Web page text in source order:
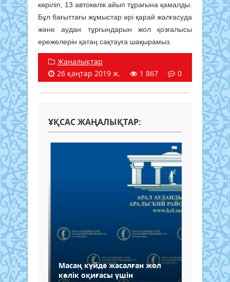
көріліп, 13 автокөлік айып тұрағына қамалды.
Бұл бағыттағы жұмыстар әрі қарай жалғасуда
және аудан тұрғындарын жол қозғалысы
ережелерін қатаң сақтауға шақырамыз.
Жаңалықтар
26 қаңтар 2019 ж.
1 867 0
ҰҚСАС ЖАҢАЛЫҚТАР:
Масаң күйде жасалған жол
көлік оқиғасы үшін